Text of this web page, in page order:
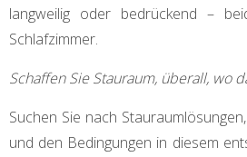
langweilig oder bedrückend –
Schlafzimmer.
Schaffen Sie Stauraum, überall, wo
Suchen Sie nach
und den Bedingungen in diesem